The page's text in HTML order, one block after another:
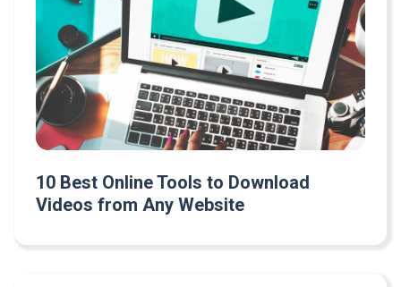
10 Best Online Tools to Download
Videos from Any Website